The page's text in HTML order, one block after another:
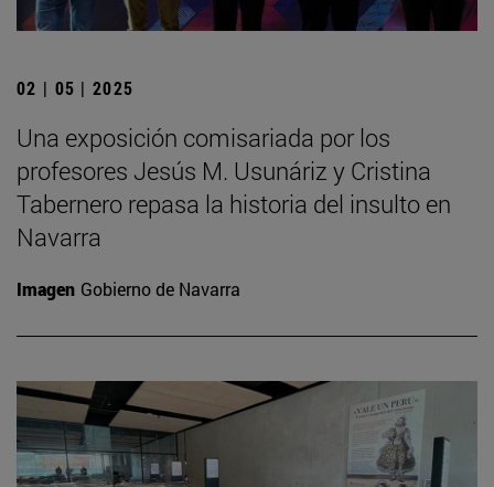
02 | 05 | 2025
Una exposición comisariada por los
profesores Jesús M. Usunáriz y Cristina
Tabernero repasa la historia del insulto en
Navarra
Imagen Gobierno de Navarra